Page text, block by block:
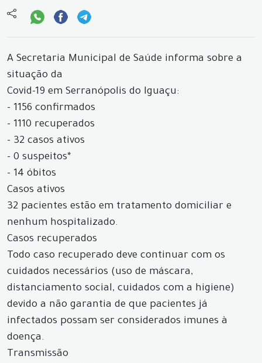
A Secretaria Municipal de Saúde informa sobre a
situação da
Covid-19 em Serranópolis do Iguaçu:
- 1156 confirmados
- 1110 recuperados
- 32 casos ativos
- 0 suspeitos*
- 14 óbitos
Casos ativos
32 pacientes estão em tratamento domiciliar e
nenhum hospitalizado.
Casos recuperados
Todo caso recuperado deve continuar com os
cuidados necessários (uso de máscara,
distanciamento social, cuidados com a higiene)
devido a não garantia de que pacientes já
infectados possam ser considerados imunes à
doença.
Transmissão